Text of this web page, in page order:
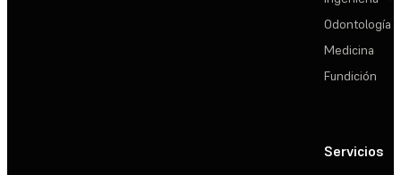
Odontología
Medicina
Fundición
Servicios